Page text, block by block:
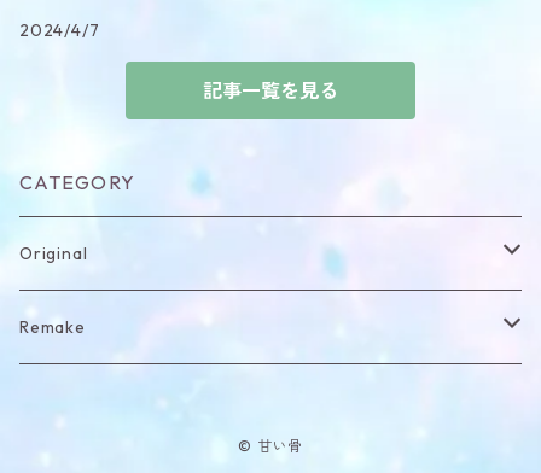
2024/4/7
記事一覧を見る
CATEGORY
Original
item
Remake
© 甘い骨